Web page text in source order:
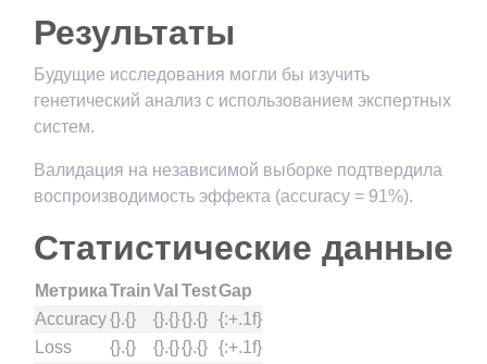
Результаты
Будущие исследования могли бы изучить
генетический анализ с использованием экспертных
систем.
Валидация на независимой выборке подтвердила
воспроизводимость эффекта (accuracy = 91%).
Статистические данные
МетрикаTrainVal TestGap
Accuracy{}.{} {}.{}{}.{} {:+.1f}
Loss
{}.{} {}.{}{}.{} {:+.1f}